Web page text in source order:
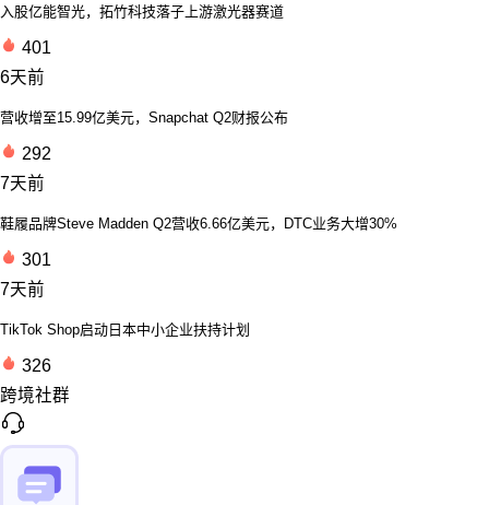
入股亿能智光，拓竹科技落子上游激光器赛道
401
6天前
营收增至15.99亿美元，Snapchat Q2财报公布
292
7天前
鞋履品牌Steve Madden Q2营收6.66亿美元，DTC业务大增30%
301
7天前
TikTok Shop启动日本中小企业扶持计划
326
跨境社群